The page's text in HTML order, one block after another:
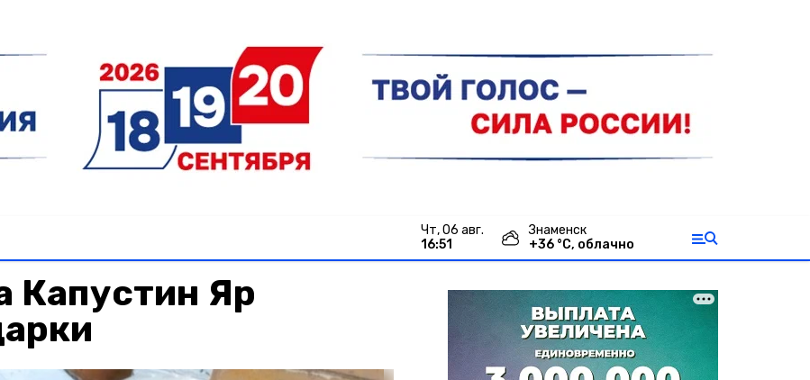
чт, 06 авг.
16:51
Знаменск
+36 °С, облачно
Капустин Яр